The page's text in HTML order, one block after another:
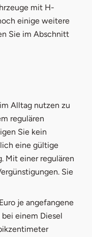
mit H-
einige weitere
Sie im Abschnitt
Alltag nutzen zu
regulären
Sie kein
eine gültige
Mit einer regulären
Sie
je angefangene
einem Diesel